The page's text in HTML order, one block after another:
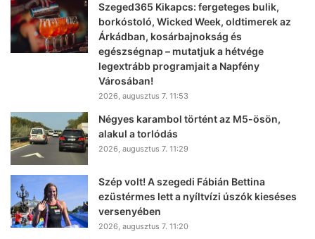
Szeged365 Kikapcs: fergeteges bulik,
borkóstoló, Wicked Week, oldtimerek az
Árkádban, kosárbajnokság és
egészségnap – mutatjuk a hétvége
legextrább programjait a Napfény
Városában!
2026, augusztus 7. 11:53
Négyes karambol történt az M5-ösön,
alakul a torlódás
2026, augusztus 7. 11:29
Szép volt! A szegedi Fábián Bettina
ezüstérmes lett a nyíltvízi úszók kieséses
versenyében
2026, augusztus 7. 11:20